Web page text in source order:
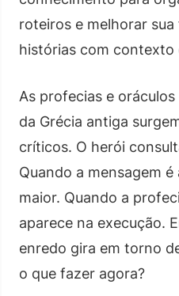
roteiros e melhorar
histórias com contexto
As profecias e
da Grécia antiga
críticos. O herói
Quando a mensagem
maior. Quando a
aparece na execução.
enredo gira em torno
o que fazer agora?